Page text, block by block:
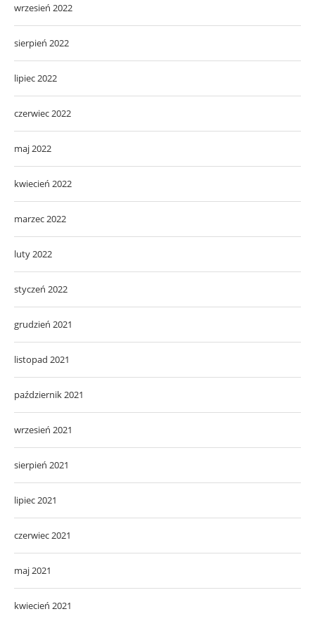
wrzesień 2022
sierpień 2022
lipiec 2022
czerwiec 2022
maj 2022
kwiecień 2022
marzec 2022
luty 2022
styczeń 2022
grudzień 2021
listopad 2021
październik 2021
wrzesień 2021
sierpień 2021
lipiec 2021
czerwiec 2021
maj 2021
kwiecień 2021